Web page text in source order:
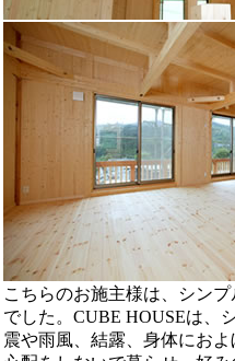
こちらのお施主様は、シン
でした。CUBE HOUSEは、
震や雨風、結露、身体にお